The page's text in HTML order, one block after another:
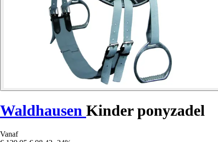
Waldhausen Kinder ponyzadel
Vanaf